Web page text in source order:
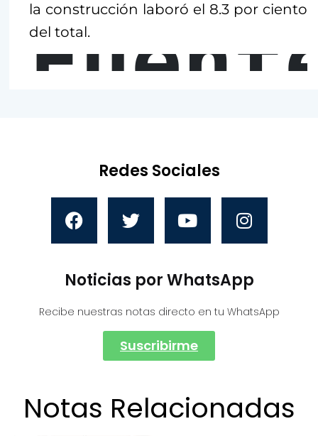
la construcción laboró el 8.3 por ciento
del total.
Redes Sociales
Noticias por WhatsApp
Recibe nuestras notas directo en tu WhatsApp
Suscribirme
Notas Relacionadas